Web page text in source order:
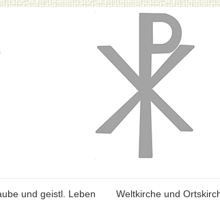
und geistl. Leben Weltkirche und